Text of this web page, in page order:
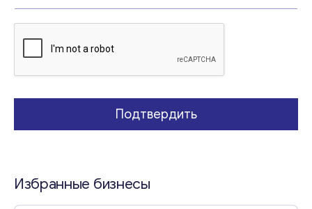
Свяжитесь со мной
и
е
б
и
м
а
Подтвердить
Избранные бизнесы